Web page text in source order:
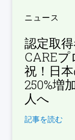
ニュース
認定取
CARE
祝！日
250%増
人へ
記事を読む